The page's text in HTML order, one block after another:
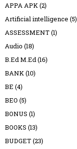
APPA APK(2)
Artificial intelligence (5)
ASSESSMENT(1)
Audio (18)
B.Ed M.Ed(16)
BANK(10)
BE (4)
BEO (5)
BONUS (1)
BOOKS (13)
BUDGET(23)